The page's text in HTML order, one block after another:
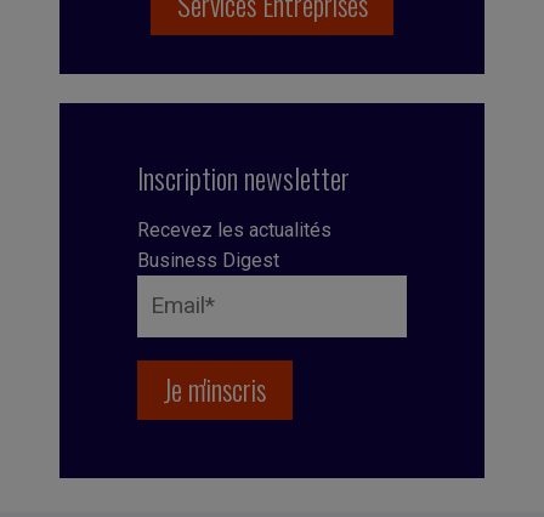
Inscription newsletter
Recevez les actualités
Business Digest